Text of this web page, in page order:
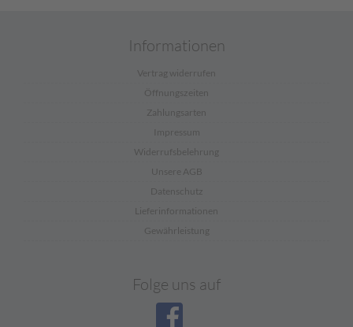
Informationen
Vertrag widerrufen
Öffnungszeiten
Zahlungsarten
Impressum
Widerrufsbelehrung
Unsere AGB
Datenschutz
Lieferinformationen
Gewährleistung
Folge uns auf